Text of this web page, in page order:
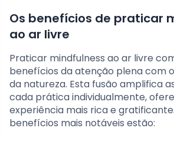
Os benefícios de praticar
ao ar livre
Praticar mindfulness ao ar livre
benefícios da atenção plena com
da natureza. Esta fusão amplifica
cada prática individualmente,
experiência mais rica e
benefícios mais notáveis estão: